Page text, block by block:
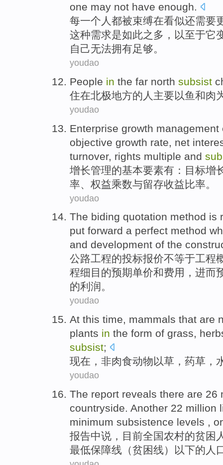
one may not have enough.
每一个人都被束缚在看似还需要
这种需求是如此之多 ， 以至于它
自己无法拥有足够。
youdao
People in the far north subsist
住在北极地方的 人 主要以鱼和肉
youdao
Enterprise growth management
objective growth rate, net
turnover, rights multiple and
增长管理的基本要素有： 目标增
率
权益乘数与留存收益比率 。
youdao
The biding quotation method is
put forward a perfect method
and development of the
公路工程的投标报价不等于工程
程细目 的预期单价和费用，进而
的利润。
youdao
At this time, mammals that are
plants in the form of grass,
subsist;
现在 ，非肉食动物以草 ， 药草 ，
youdao
The report reveals there are 26
countryside. Another 22 million
minimum subsistence levels ,
报告中说， 目前全国农村的贫困
最低保障线（贫困线） 以下的人